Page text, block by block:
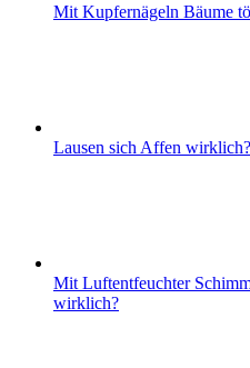
Mit Kupfernägeln Bäume
Lausen sich Affen wirklich?
Mit Luftentfeuchter
wirklich?